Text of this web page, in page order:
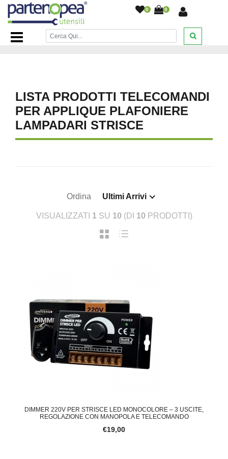
0 0
Home Page/ILLUMINAZIONE LED/ACCESSORI CASA E
COMPONENTI ELETTRICI/
LISTA PRODOTTI TELECOMANDI
PER APPLIQUE PLAFONIERE
LAMPADARI STRISCE
Ordina Ultimi Arrivi
VISUALIZZATI 1 SU 10 (DI 10 PRODOTTI)
DIMMER 220V PER STRISCE LED MONOCOLORE – 3 USCITE,
REGOLAZIONE CON MANOPOLA E TELECOMANDO
€19,00